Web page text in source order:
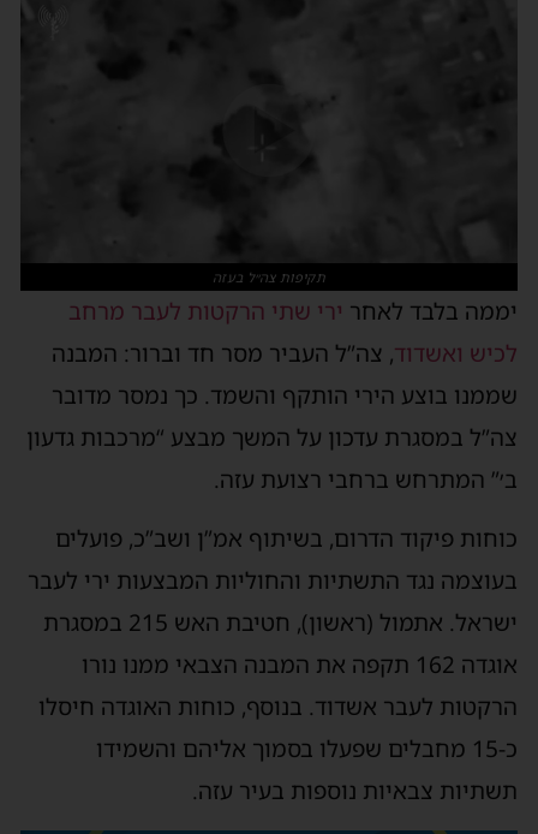
תקיפות צה״ל בעזה
יממה בלבד לאחר ירי שתי הרקטות לעבר מרחב
לכיש ואשדוד, צה”ל העביר מסר חד וברור: המבנה
שממנו בוצע הירי הותקף והשמד. כך נמסר מדובר
צה”ל במסגרת עדכון על המשך מבצע “מרכבות גדעון
ב׳” המתרחש ברחבי רצועת עזה.
כוחות פיקוד הדרום, בשיתוף אמ”ן ושב”כ, פועלים
בעוצמה נגד התשתיות והחוליות המבצעות ירי לעבר
ישראל. אתמול (ראשון), חטיבת האש 215 במסגרת
אוגדה 162 תקפה את המבנה הצבאי ממנו נורו
הרקטות לעבר אשדוד. בנוסף, כוחות האוגדה חיסלו
כ-15 מחבלים שפעלו בסמוך אליהם והשמידו
תשתיות צבאיות נוספות בעיר עזה.